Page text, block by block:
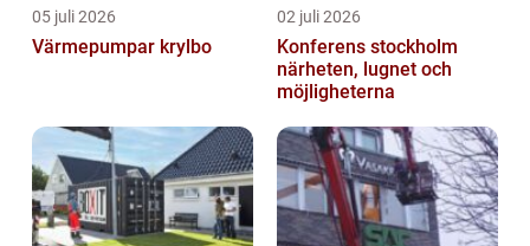
05 juli 2026
Värmepumpar krylbo
02 juli 2026
Konferens stockholm
närheten, lugnet och
möjligheterna